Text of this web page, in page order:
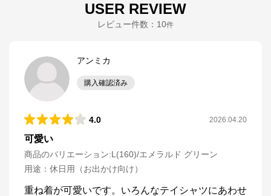
USER REVIEW
レビュー件数： 10件
アンミカ
購入確認済み
4.0 2026.04.20
可愛い
商品のバリエーション:L(160)/エメラルド グリーン
用途 ： 休日用（お出かけ向け）
重ね着が可愛いです。いろんなテイシャツにあわせ